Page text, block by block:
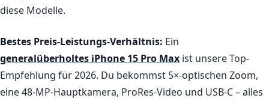
diese Modelle.
Bestes Preis-Leistungs-Verhältnis: Ein
generalüberholtes iPhone 15 Pro Max ist unsere Top-
Empfehlung für 2026. Du bekommst 5×-optischen Zoom,
eine 48-MP-Hauptkamera, ProRes-Video und USB-C – alles